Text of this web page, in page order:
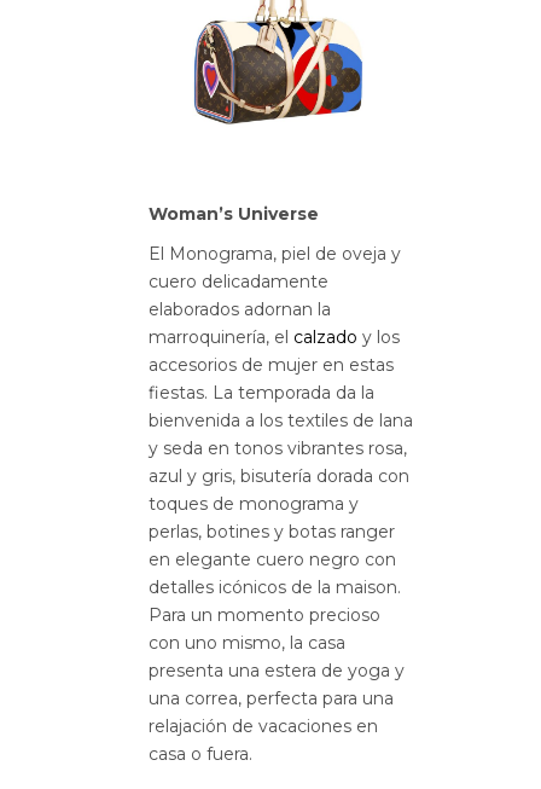
Woman’s Universe
El Monograma, piel de oveja y
cuero delicadamente
elaborados adornan la
marroquinería, el calzado y los
accesorios de mujer en estas
fiestas. La temporada da la
bienvenida a los textiles de lana
y seda en tonos vibrantes rosa,
azul y gris, bisutería dorada con
toques de monograma y
perlas, botines y botas ranger
en elegante cuero negro con
detalles icónicos de la maison.
Para un momento precioso
con uno mismo, la casa
presenta una estera de yoga y
una correa, perfecta para una
relajación de vacaciones en
casa o fuera.